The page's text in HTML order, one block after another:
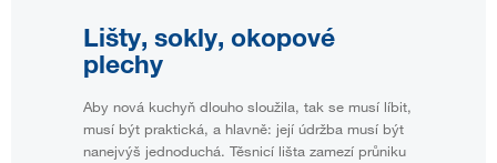
Lišty, sokly, okopové
plechy
Aby nová kuchyň dlouho sloužila, tak se musí líbit,
musí být praktická, a hlavně: její údržba musí být
nanejvýš jednoduchá. Těsnicí lišta zamezí průniku